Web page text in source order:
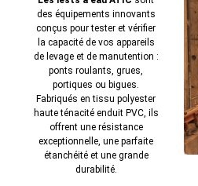
des équipements innovants
conçus pour tester et vérifier
la capacité de vos appareils
de levage et de manutention :
ponts roulants, grues,
portiques ou bigues.
Fabriqués en tissu polyester
haute ténacité enduit PVC, ils
offrent une résistance
exceptionnelle, une parfaite
étanchéité et une grande
durabilité.